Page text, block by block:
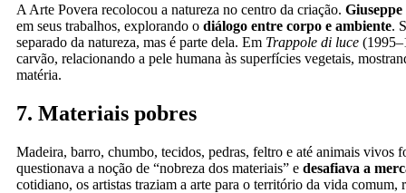
A Arte Povera recolocou a natureza no centro da criação. Giuseppe
em seus trabalhos, explorando o diálogo entre corpo e ambiente.
separado da natureza, mas é parte dela. Em Trappole di luce
carvão, relacionando a pele humana às superfícies vegetais,
matéria.
7. Materiais pobres
Madeira, barro, chumbo, tecidos, pedras, feltro e até animais vivos
questionava a noção de “nobreza dos materiais” e desafiava a
cotidiano, os artistas traziam a arte para o território da vida